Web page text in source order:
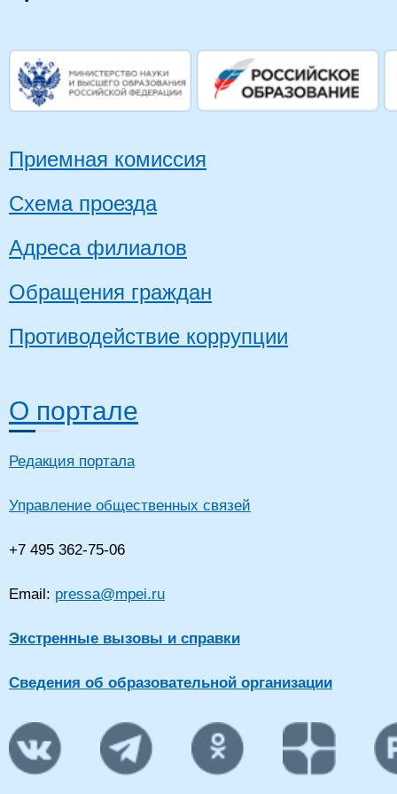
Приемная комиссия
Схема проезда
Адреса филиалов
Обращения граждан
Противодействие коррупции
О портале
Редакция портала
Управление общественных связей
+7 495 362-75-06
Email: pressa@mpei.ru
Экстренные вызовы и справки
Сведения об образовательной организации